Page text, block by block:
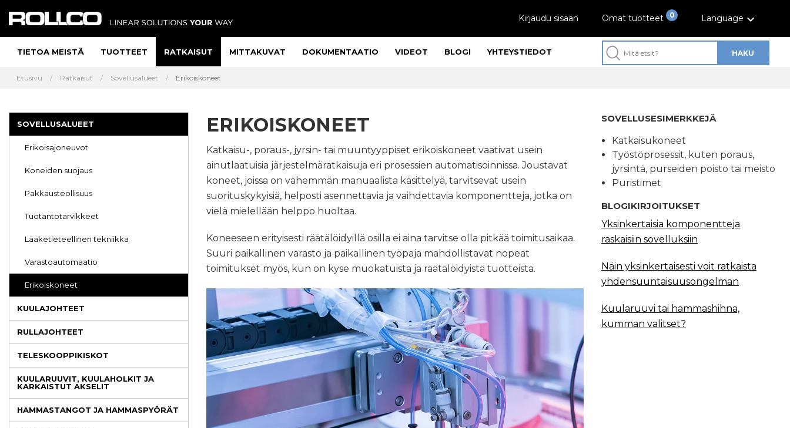
HAKU
Kirjaudu sisään 0
Omat tuotteet Language
TIETOA MEISTÄ TUOTTEET RATKAISUT MITTAKUVAT DOKUMENTAATIO VIDEOT BLOGI YHTEYSTIEDOT
Etusivu Ratkaisut Sovellusalueet Erikoiskoneet
SOVELLUSALUEET
Erikoisajoneuvot
Koneiden suojaus
Pakkausteollisuus
Tuotantotarvikkeet
Lääketieteellinen tekniikka
Varastoautomaatio
Erikoiskoneet
KUULAJOHTEET
RULLAJOHTEET
TELESKOOPPIKISKOT
KUULARUUVIT, KUULAHOLKIT JA
KARKAISTUT AKSELIT
HAMMASTANGOT JA HAMMASPYÖRÄT
ERIKOISKONEET
Katkaisu-, poraus-, jyrsin- tai muuntyyppiset erikoiskoneet vaativat usein
ainutlaatuisia järjestelmäratkaisuja eri prosessien automatisoinnissa. Joustavat
koneet, joissa on vähemmän manuaalista käsittelyä, tarvitsevat usein
suorituskykyisiä, helposti asennettavia ja vaihdettavia komponentteja, jotka on
vielä mielellään helppo huoltaa.
Koneeseen erityisesti räätälöidyillä osilla ei aina tarvitse olla pitkää toimitusaikaa.
Suuri paikallinen varasto ja paikallinen työpaja mahdollistavat nopeat
toimitukset myös, kun on kyse muokatuista ja räätälöidyistä tuotteista.
SOVELLUSESIMERKKEJÄ
Katkaisukoneet
Työstöprosessit, kuten poraus,
jyrsintä, purseiden poisto tai meisto
Puristimet
BLOGIKIRJOITUKSET
Yksinkertaisia komponentteja
raskaisiin sovelluksiin
Näin yksinkertaisesti voit ratkaista
yhdensuuntaisuusongelman
Kuularuuvi tai hammashihna,
kumman valitset?